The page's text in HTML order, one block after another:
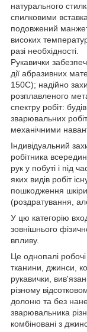
натурального
спилковими
подовжений манжет
високих
разі необхідності.
Рукавички
дії абразивних
150С); надійно
розплавленого
спектру робіт:
зварювальних
механічними
Індивідуальний
робітника
рук у побуті і під
яких видів робіт
пошкодження
(роздратування,
У цю категорію
зовнішнього
впливу.
Це однопалі робочі
тканини, джинси,
рукавички,
різному
долоню та без
зварювальника
комбіновані з